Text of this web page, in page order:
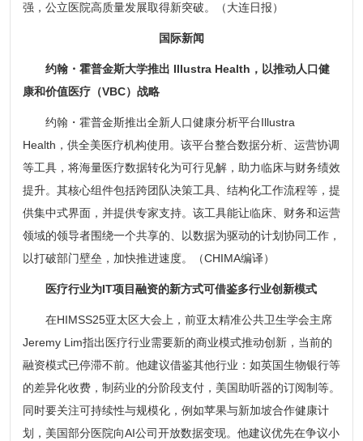
强，公立医院高质量发展取得新突破。（大连日报）
国际新闻
约翰・霍普金斯大学推出 Illustra Health，以推动人口健
康和价值医疗（VBC）战略
约翰・霍普金斯推出全新人口健康分析平台Illustra
Health，供全美医疗机构使用。该平台整合数据分析、运营协调
等工具，将海量医疗数据转化为可行见解，助力临床与财务绩效
提升。其核心组件包括跨团队决策工具、结构化工作流程等，提
供集中式界面，并提供专家支持。该工具能让临床、财务和运营
领域的领导者围绕一个共享的、以数据为驱动的计划协同工作，
以打破部门壁垒，加快推进速度。（CHIMA编译）
医疗行业为IT项目融资的新方式可借鉴多行业创新模式
在HIMSS25亚太区大会上，前亚太精准公共卫生学会主席
Jeremy Lim指出医疗行业需要新的商业模式推动创新，当前的
融资模式已停滞不前。他建议借鉴其他行业：如英国生物银行等
的差异化收费，制药业的分阶段支付，美国助听器的订阅制等。
同时要关注可持续性与规模化，例如苹果与新加坡合作健康计
划，美国部分医院向AI公司开放数据变现。他建议优先在争议小